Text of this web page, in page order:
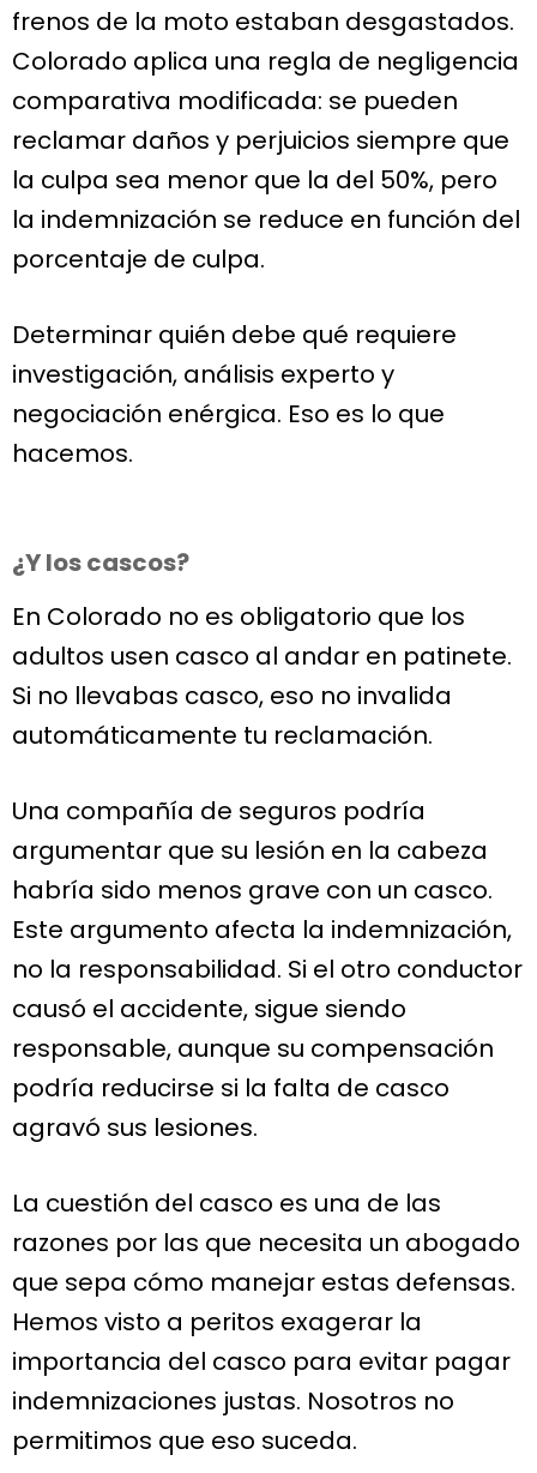
frenos de la moto estaban desgastados.
Colorado aplica una regla de negligencia
comparativa modificada: se pueden
reclamar daños y perjuicios siempre que
la culpa sea menor que la del 50%, pero
la indemnización se reduce en función del
porcentaje de culpa.
Determinar quién debe qué requiere
investigación, análisis experto y
negociación enérgica. Eso es lo que
hacemos.
¿Y los cascos?
En Colorado no es obligatorio que los
adultos usen casco al andar en patinete.
Si no llevabas casco, eso no invalida
automáticamente tu reclamación.
Una compañía de seguros podría
argumentar que su lesión en la cabeza
habría sido menos grave con un casco.
Este argumento afecta la indemnización,
no la responsabilidad. Si el otro conductor
causó el accidente, sigue siendo
responsable, aunque su compensación
podría reducirse si la falta de casco
agravó sus lesiones.
La cuestión del casco es una de las
razones por las que necesita un abogado
que sepa cómo manejar estas defensas.
Hemos visto a peritos exagerar la
importancia del casco para evitar pagar
indemnizaciones justas. Nosotros no
permitimos que eso suceda.